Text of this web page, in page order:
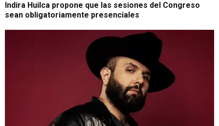
Indira Huilca propone que las sesiones del Congreso
sean obligatoriamente presenciales